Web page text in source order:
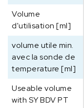
Volume
d'utilisation [ml]
volume utile min.
avec la sonde de
temperature [ml]
Useable volume
with SY BDV PT